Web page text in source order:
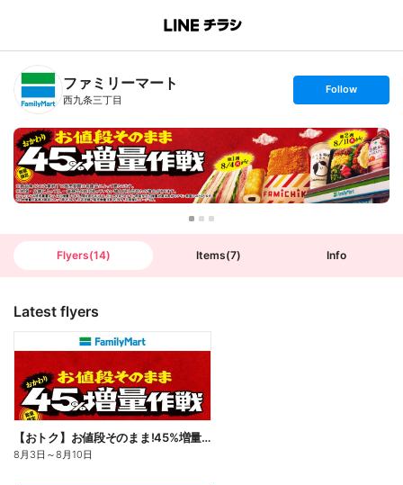
B
n
T
ファミリーマート
西九条三丁目
s
t
o
l
l
o
w
Follow
Flyers(14) Items(7) Info
Latest flyers
【おトク】お値段そのまま!45%増量作戦!
8月3日 ～8月10日